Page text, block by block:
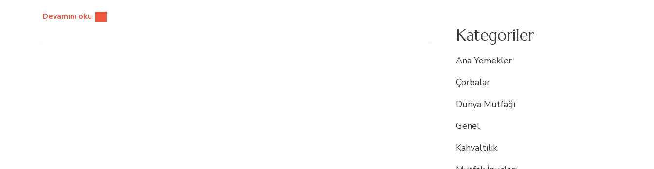
Devamını oku
Kategoriler
Ana Yemekler
Çorbalar
Dünya Mutfağı
Genel
Kahvaltılık